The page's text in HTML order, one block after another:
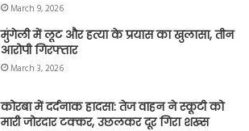
March 9, 2026
मुंगेली में लूट और हत्या के प्रयास का खुलासा, तीन
आरोपी गिरफ्तार
March 3, 2026
कोरबा में दर्दनाक हादसा: तेज वाहन ने स्कूटी को
मारी जोरदार टक्कर, उछलकर दूर गिरा शख्स